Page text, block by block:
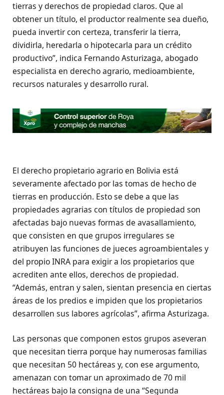
tierras y derechos de propiedad claros. Que al
obtener un título, el productor realmente sea dueño,
pueda invertir con certeza, transferir la tierra,
dividirla, heredarla o hipotecarla para un crédito
productivo”, indica Fernando Asturizaga, abogado
especialista en derecho agrario, medioambiente,
recursos naturales y desarrollo rural.
El derecho propietario agrario en Bolivia está
severamente afectado por las tomas de hecho de
tierras en producción. Esto se debe a que las
propiedades agrarias con títulos de propiedad son
afectadas bajo nuevas formas de avasallamiento,
que consisten en que grupos irregulares se
atribuyen las funciones de jueces agroambientales y
del propio INRA para exigir a los propietarios que
acrediten ante ellos, derechos de propiedad.
“Además, entran y salen, sientan presencia en ciertas
áreas de los predios e impiden que los propietarios
desarrollen sus labores agrícolas”, afirma Asturizaga.
Las personas que componen estos grupos aseveran
que necesitan tierra porque hay numerosas familias
que necesitan 50 hectáreas y, con ese argumento,
amenazan con tomar un aproximado de 70 mil
hectáreas bajo la consigna de una “Segunda